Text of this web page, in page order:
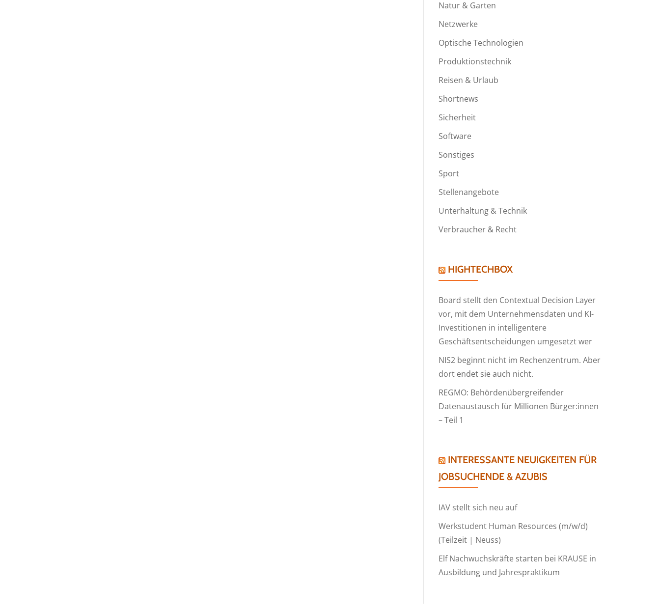
Natur & Garten
Netzwerke
Optische Technologien
Produktionstechnik
Reisen & Urlaub
Shortnews
Sicherheit
Software
Sonstiges
Sport
Stellenangebote
Unterhaltung & Technik
Verbraucher & Recht
HIGHTECHBOX
Board stellt den Contextual Decision Layer
vor, mit dem Unternehmensdaten und KI-
Investitionen in intelligentere
Geschäftsentscheidungen umgesetzt wer
NIS2 beginnt nicht im Rechenzentrum. Aber
dort endet sie auch nicht.
REGMO: Behördenübergreifender
Datenaustausch für Millionen Bürger:innen
– Teil 1
INTERESSANTE NEUIGKEITEN FÜR
JOBSUCHENDE & AZUBIS
IAV stellt sich neu auf
Werkstudent Human Resources (m/w/d)
(Teilzeit | Neuss)
Elf Nachwuchskräfte starten bei KRAUSE in
Ausbildung und Jahrespraktikum